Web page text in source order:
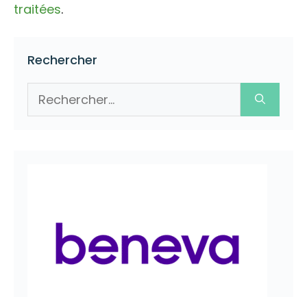
traitées.
Rechercher